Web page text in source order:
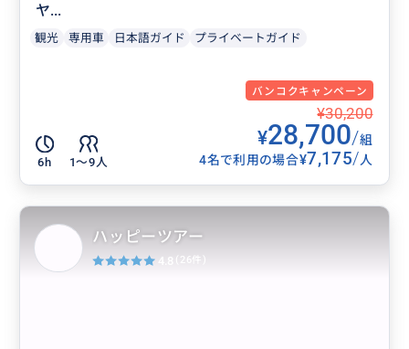
ヤ...
観光 専用車 日本語ガイド プライベートガイド
バンコクキャンペーン
6h 1〜9人
¥30,200
¥28,700/組
4名で利用の場合¥7,175/人
ハッピーツアー
4.8 (26件)